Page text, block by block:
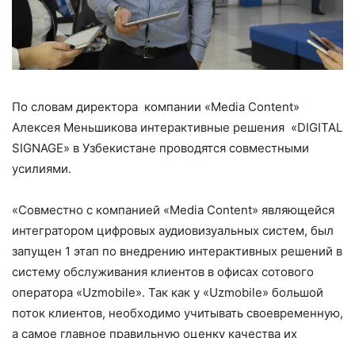
По словам директора компании «Media Content»
Алексея Меньшикова интерактивные решения «DIGITAL
SIGNAGE» в Узбекистане проводятся совместными
усилиями.
«Совместно с компанией «Media Content» являющейся
интегратором цифровых аудиовизуальных систем, был
запущен 1 этап по внедрению интерактивных решений в
систему обслуживания клиентов в офисах сотового
оператора «Uzmobile». Так как у «Uzmobile» большой
поток клиентов, необходимо учитывать своевременную,
а самое главное правильную оценку качества их